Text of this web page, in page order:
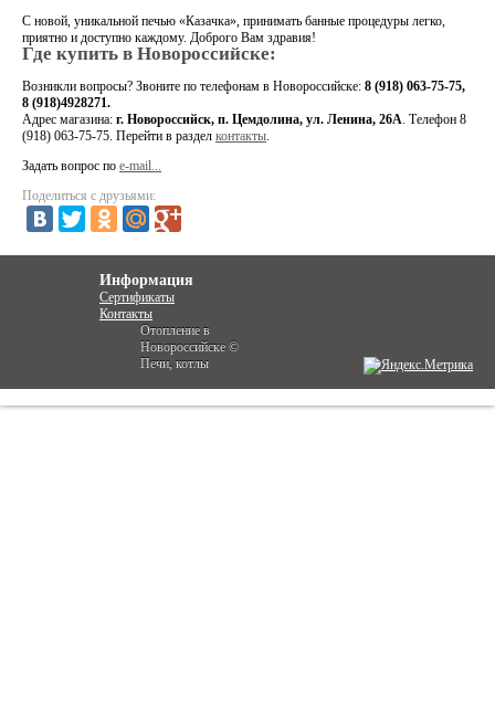
С новой, уникальной печью «Казачка», принимать банные процедуры легко,
приятно и доступно каждому. Доброго Вам здравия!
Где купить в Новороссийске:
Возникли вопросы? Звоните по телефонам в Новороссийске: 8 (918) 063-75-75,
8 (918)4928271.
Адрес магазина: г. Новороссийск, п. Цемдолина, ул. Ленина, 26А. Телефон 8
(918) 063-75-75. Перейти в раздел контакты.
Задать вопрос по e-mail...
Поделиться с друзьями:
Информация
Сертификаты
Контакты
Отопление в
Новороссийске ©
Печи, котлы